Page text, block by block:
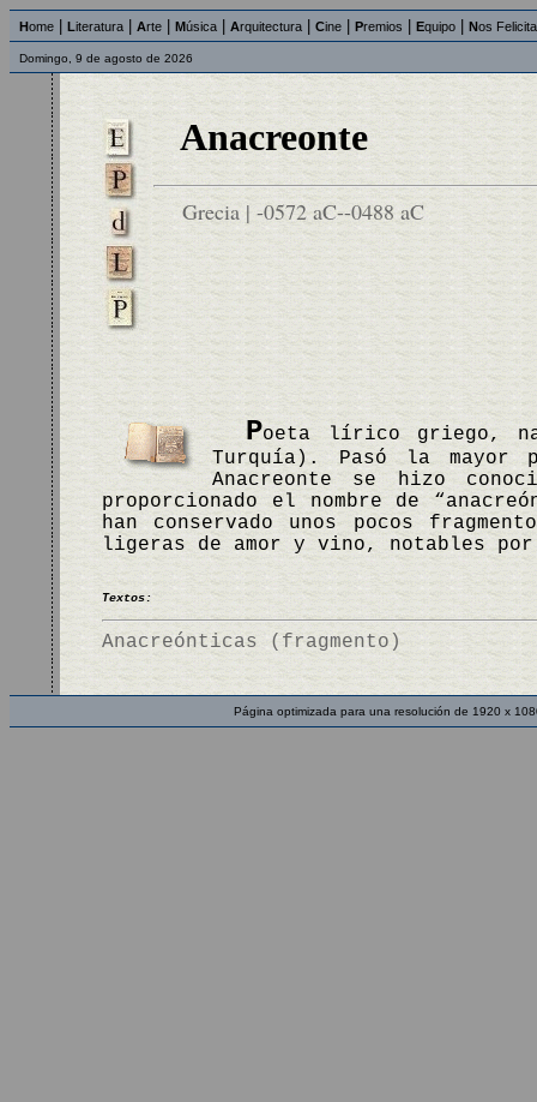
Home Literatura Arte Música Arquitectura Cine Premios Equipo Nos
Domingo, 9 de agosto de 2026
Anacreonte
Grecia | -0572 aC--0488 aC
Poeta lírico griego,
Turquía). Pasó la mayor
Anacreonte se hizo
proporcionado el nombre de
han conservado unos pocos
ligeras de amor y vino, notables
Textos:
Anacreónticas (fragmento)
Página optimizada para una resolución de 1920 x